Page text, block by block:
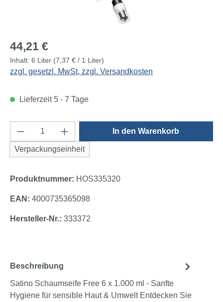
Regulärer Preis:
44,21 €
Inhalt: 6 Liter (7,37 € / 1 Liter)
zzgl. gesetzl. MwSt, zzgl. Versandkosten
Lieferzeit 5 - 7 Tage
Produkt Anzahl: Gib den gewünschten
Verpackungseinheit
In den Warenkorb
Produktnummer: HOS335320
EAN: 4000735365098
Hersteller-Nr.: 333372
Beschreibung
Satino Schaumseife Free 6 x 1.000 ml - Sanfte
Hygiene für sensible Haut & Umwelt Entdecken Sie